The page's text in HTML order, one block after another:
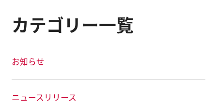
カテゴリー一覧
お知らせ
ニュースリリース